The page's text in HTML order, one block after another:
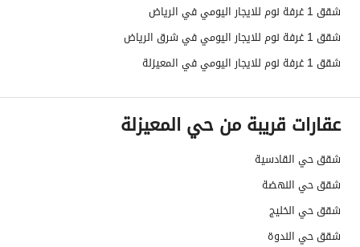
شقق 1 غرفة نوم للايجار اليومي في الرياض
شقق 1 غرفة نوم للايجار اليومي في شرق الرياض
شقق 1 غرفة نوم للايجار اليومي في المعيزلة
عقارات قريبة من حي المعيزلة
شقق حي القادسية
شقق حي النهضة
شقق حي الخليج
شقق حي الندوة